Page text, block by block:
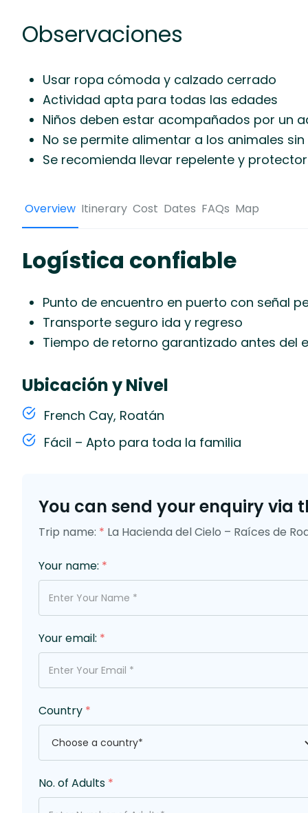
Observaciones
Usar ropa cómoda y calzado cerrado
Actividad apta para todas las edades
Niños deben estar acompañados por un
No se permite alimentar a los animales
Se recomienda llevar repelente y
Overview Itinerary Cost Dates FAQs Map
Logística confiable
Punto de encuentro en puerto con señal
Transporte seguro ida y regreso
Tiempo de retorno garantizado antes del
Ubicación y Nivel
French Cay, Roatán
Fácil – Apto para toda la familia
You can send your enquiry via
Trip name: * La Hacienda del Cielo – Raíces de
Your name: *
Your email: *
Country *
No. of Adults *